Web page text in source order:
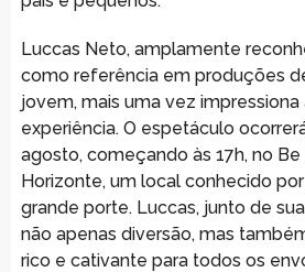
Luccas Neto, amplamente
como referência em produções
jovem, mais uma vez
experiência. O espetáculo
agosto, começando às 17h, no
Horizonte, um local conhecido
grande porte. Luccas, junto de
não apenas diversão, mas
rico e cativante para todos os